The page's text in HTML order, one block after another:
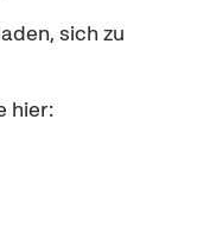
sich zu
hier: